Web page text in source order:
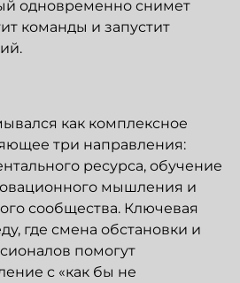
одновременно снимет
команды и запустит
как комплексное
три направления:
ресурса, обучение
мышления и
сообщества. Ключевая
где смена обстановки и
помогут
с «как бы не